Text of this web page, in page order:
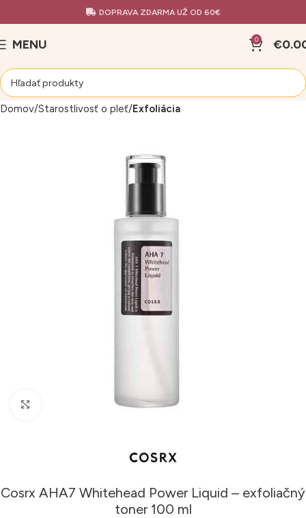
DOPRAVA ZDARMA UŽ OD 60€
MENU 0 €
Domov Starostlivosť o pleť Exfoliácia
Klikni pre zväčšenie
Cosrx AHA7 Whitehead Power Liquid – exfoliačný
toner 100 ml